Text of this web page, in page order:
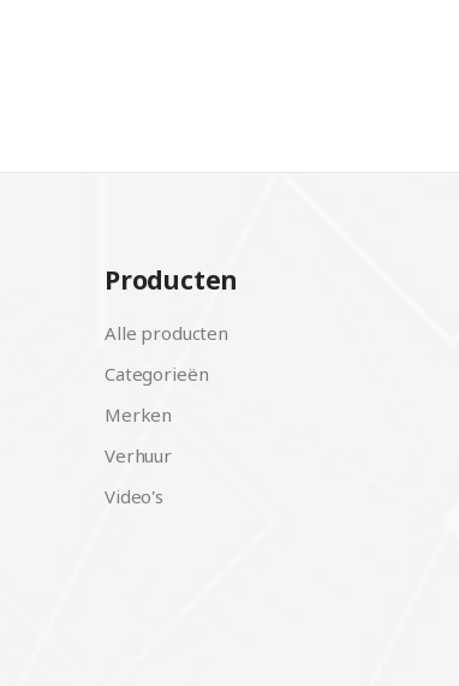
Producten
Alle producten
Categorieën
Merken
Verhuur
Video's